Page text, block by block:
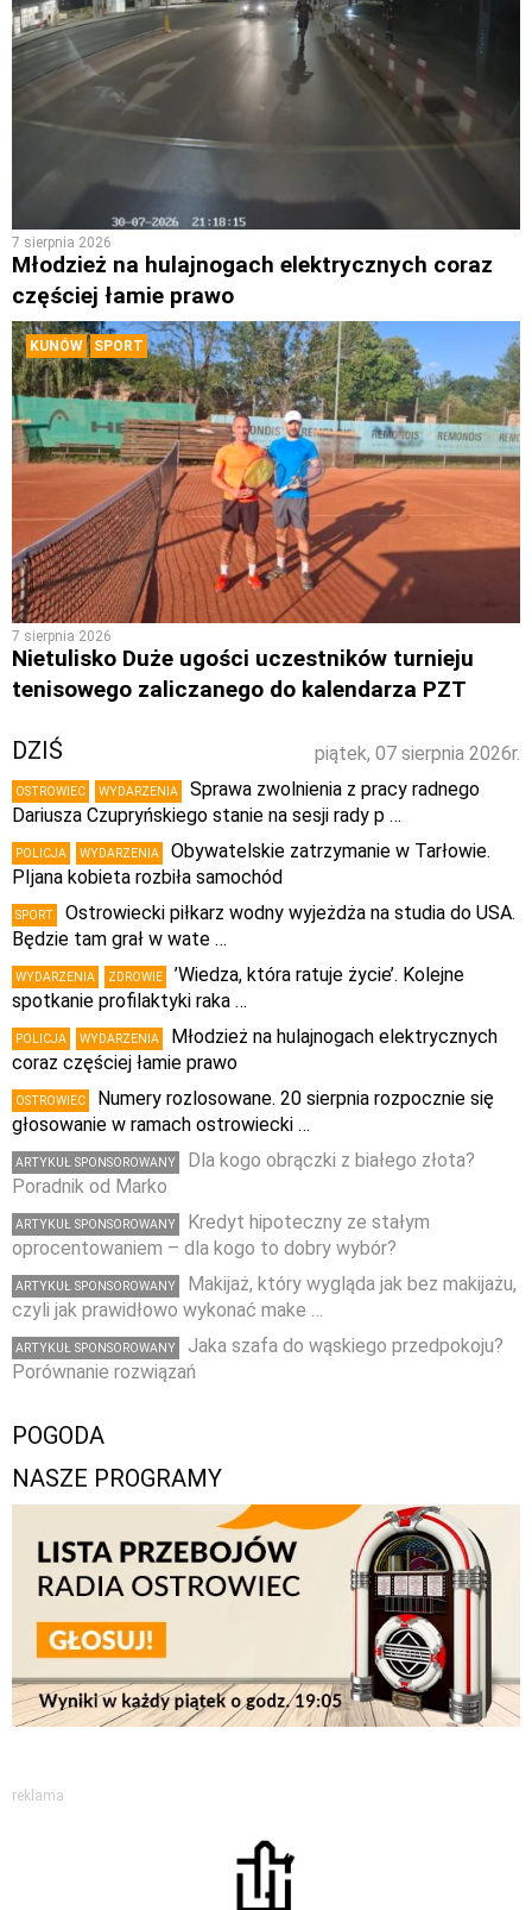
7 sierpnia 2026
Młodzież na hulajnogach elektrycznych coraz
częściej łamie prawo
KUNÓW SPORT
7 sierpnia 2026
Nietulisko Duże ugości uczestników turnieju
tenisowego zaliczanego do kalendarza PZT
piątek, 07 sierpnia 2026r.
DZIŚ
OSTROWIEC WYDARZENIA
Sprawa zwolnienia z pracy radnego
Dariusza Czupryńskiego stanie na sesji rady p …
POLICJA WYDARZENIA
Obywatelskie zatrzymanie w Tarłowie.
PIjana kobieta rozbiła samochód
SPORT
Ostrowiecki piłkarz wodny wyjeżdża na studia do USA.
Będzie tam grał w wate …
WYDARZENIA ZDROWIE
’Wiedza, która ratuje życie’. Kolejne
spotkanie profilaktyki raka …
POLICJA WYDARZENIA
Młodzież na hulajnogach elektrycznych
coraz częściej łamie prawo
OSTROWIEC
Numery rozlosowane. 20 sierpnia rozpocznie się
głosowanie w ramach ostrowiecki …
ARTYKUŁ SPONSOROWANY
Dla kogo obrączki z białego złota?
Poradnik od Marko
ARTYKUŁ SPONSOROWANY
Kredyt hipoteczny ze stałym
oprocentowaniem – dla kogo to dobry wybór?
ARTYKUŁ SPONSOROWANY
Makijaż, który wygląda jak bez makijażu,
czyli jak prawidłowo wykonać make …
ARTYKUŁ SPONSOROWANY
Jaka szafa do wąskiego przedpokoju?
Porównanie rozwiązań
POGODA
NASZE PROGRAMY
reklama